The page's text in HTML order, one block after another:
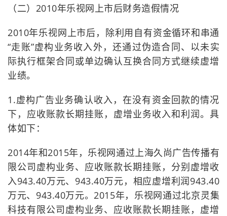
（二）2010年乐视网上市后财务造假情况
2010年乐视网上市后，除利用自有资金循环和串通
“走账”虚构业务收入外，还通过伪造合同、以未实
际执行框架合同或单边确认互换合同方式继续虚增
业绩。
1.虚构广告业务确认收入，在没有资金回款的情况
下，应收账款长期挂账，虚增业务收入和利润。具
体如下：
2014年和2015年，乐视网通过上海久尚广告传播有
限公司虚构业务、应收账款长期挂账，分别虚增收
入943.40万元、943.40万元，相应虚增利润943.40
万元、943.40万元。2015年，乐视网通过北京灵集
科技有限公司虚构业务、应收账款长期挂账，虚增